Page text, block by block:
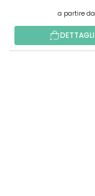
a partire da
DETTAGLI